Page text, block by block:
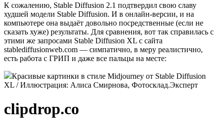
К сожалению, Stable Diffusion 2.1 подтвердил свою славу
худшей модели Stable Diffusion. И в онлайн-версии, и на
компьютере она выдаёт довольно посредственные (если не
сказать хуже) результаты. Для сравнения, вот так справилась с
этими же запросами Stable Diffusion XL с сайта
stablediffusionweb.com — симпатично, в меру реалистично,
есть работа с ГРИП и даже все пальцы на месте:
Красивые картинки в стиле Midjourney от Stable Diffusion
XL / Иллюстрация: Алиса Смирнова, Фотосклад.Эксперт
clipdrop.co